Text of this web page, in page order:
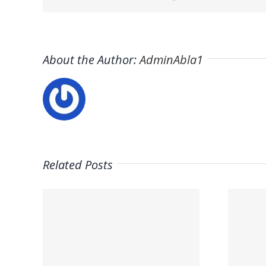
About the Author:AdminAbla1
Related Posts